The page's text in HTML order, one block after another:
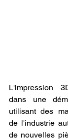
L'impression
dans une
utilisant des
de l'industrie
de nouvelles